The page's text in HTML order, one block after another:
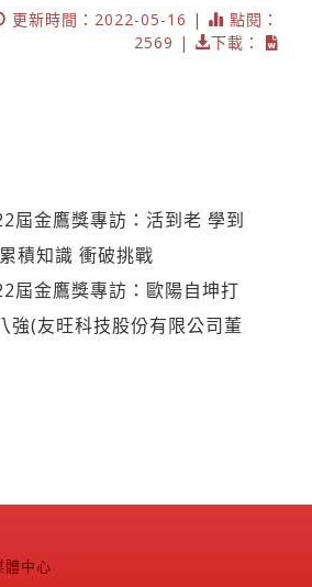
更新時間：2022-05-16 |
點閱：
2569 |
下載：
屆金鷹獎專訪：活到老 學到
積知識 衝破挑戰
屆金鷹獎專訪：歐陽自坤打
強(友旺科技股份有限公司董
體中心